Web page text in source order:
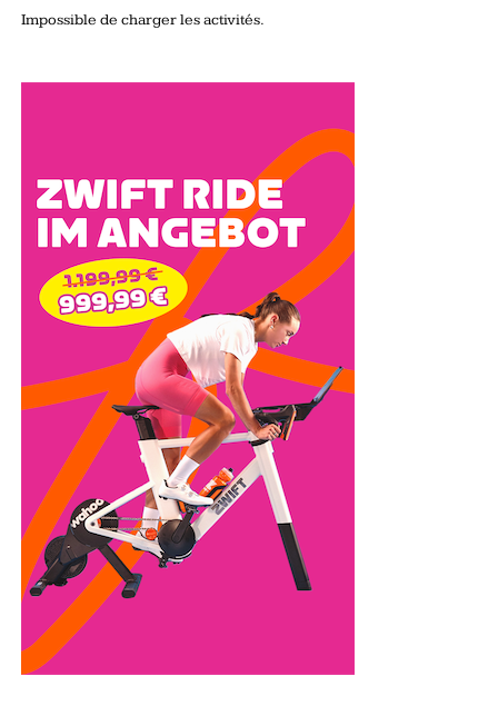
Impossible de charger les activités.